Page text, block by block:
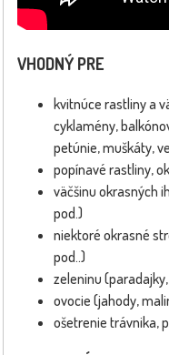
VHODNÝ PRE
kvitnúce rastliny a
cyklamény,
petúnie, muškáty,
popínavé rastliny,
väčšinu okrasných
pod.)
niektoré okrasné
pod..)
zeleninu
ovocie (jahody,
ošetrenie trávnika,